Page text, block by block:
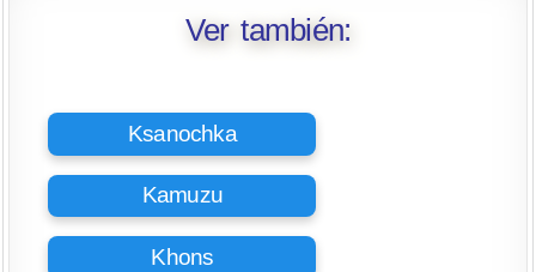
Ver también:
Ksanochka
Kamuzu
Khons